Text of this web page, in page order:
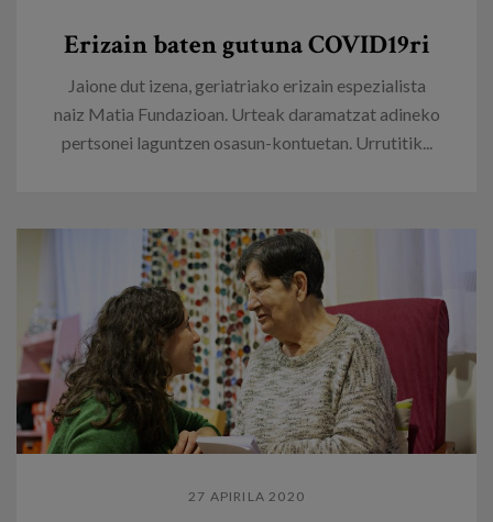
Salaketa-kanala
Erizain baten gutuna COVID19ri
Jaione dut izena, geriatriako erizain espezialista
naiz Matia Fundazioan. Urteak daramatzat adineko
pertsonei laguntzen osasun-kontuetan. Urrutitik...
27 APIRILA 2020